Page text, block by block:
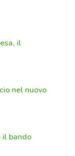
il
nel nuovo
il bando